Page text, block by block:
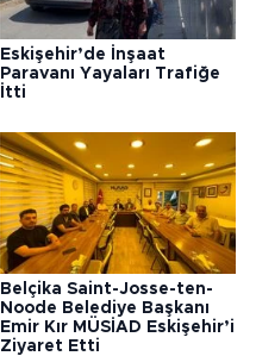
Eskişehir’de İnşaat
Paravanı Yayaları Trafiğe
İtti
Belçika Saint-Josse-ten-
Noode Belediye Başkanı
Emir Kır MÜSİAD Eskişehir’i
Ziyaret Etti